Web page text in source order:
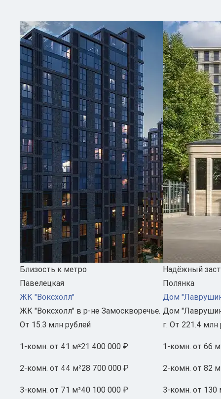
Близость к метро
Павелецкая
ЖК "Воксхолл"
ЖК "Воксхолл" в р-не Замоскворечье.
От 15.3 млн рублей
1-комн. от 41 м²21 400 000 ₽
2-комн. от 44 м²28 700 000 ₽
3-комн. от 71 м²40 100 000 ₽
Надёжный
Полянка
Дом
Дом
г. От 221.4 млн
1-комн. от 66
2-комн. от 82
3-комн. от 130